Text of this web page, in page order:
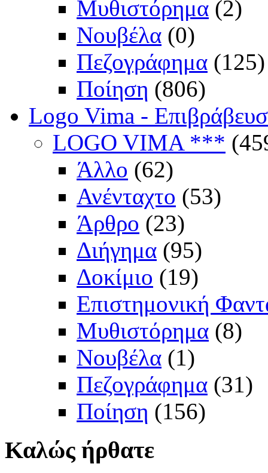
Μυθιστόρημα (2)
Νουβέλα (0)
Πεζογράφημα (125)
Ποίηση (806)
Logo Vima -
LOGO VIMA ***
Άλλο (62)
Ανένταχτο (53)
Άρθρο (23)
Διήγημα (95)
Δοκίμιο (19)
Επιστημονική
Μυθιστόρημα (8)
Νουβέλα (1)
Πεζογράφημα (31)
Ποίηση (156)
Καλώς ήρθατε